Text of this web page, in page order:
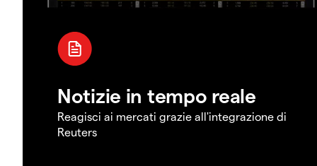
Notizie in tempo reale
Reagisci ai mercati grazie all'integrazione di
Reuters